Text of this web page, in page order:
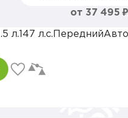
от 37 495
1.5 л. 147 л.с. Передний